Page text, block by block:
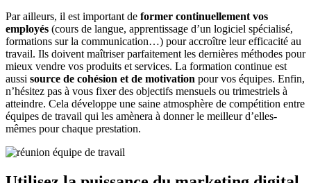
Par ailleurs, il est important de former continuellement vos
employés (cours de langue, apprentissage d’un logiciel spécialisé,
formations sur la communication…) pour accroître leur efficacité au
travail. Ils doivent maîtriser parfaitement les dernières méthodes pour
mieux vendre vos produits et services. La formation continue est
aussi source de cohésion et de motivation pour vos équipes. Enfin,
n’hésitez pas à vous fixer des objectifs mensuels ou trimestriels à
atteindre. Cela développe une saine atmosphère de compétition entre
équipes de travail qui les amènera à donner le meilleur d’elles-
mêmes pour chaque prestation.